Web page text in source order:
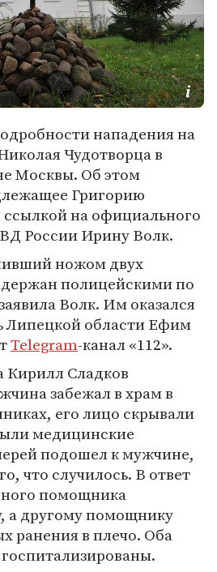
нападения на
Чудотворца в
Москвы. Об этом
Григорию
ссылкой на официального
России Ирину Волк.
ножом двух
полицейскими по
Волк. Им оказался
Липецкой области Ефим
Telegram-канал «112».
Кирилл Сладков
забежал в храм в
его лицо скрывали
медицинские
подошел к мужчине,
что случилось. В ответ
помощника
а другому помощнику
ранения в плечо. Оба